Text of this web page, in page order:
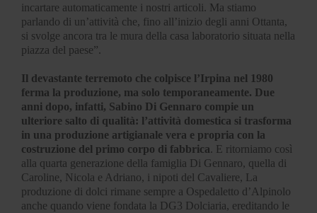
incartare automaticamente i nostri articoli. Ma stiamo
parlando di un’attività che, fino all’inizio degli anni Ottanta,
si svolge ancora tra le mura della casa laboratorio situata nella
piazza del paese”.
Il devastante terremoto che colpisce l’Irpina nel 1980
ferma la produzione, ma solo temporaneamente. Due
anni dopo, infatti, Sabino Di Gennaro compie un
ulteriore salto di qualità: l’attività domestica si trasforma
in una produzione artigianale vera e propria con la
costruzione del primo corpo di fabbrica. E ritorniamo così
alla quarta generazione della famiglia Di Gennaro, quella di
Caroline, Nicola e Adriano, i nipoti del Cavaliere, La
produzione di dolci rimane sempre a Ospedaletto d’Alpinolo
anche quando viene fondata la DG3 Dolciaria, ereditando le